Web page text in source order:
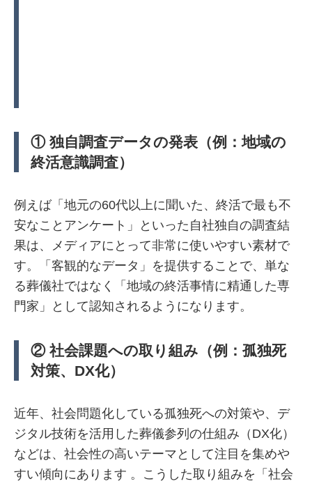
① 独自調査データの発表（例：地域の
終活意識調査）
例えば「地元の60代以上に聞いた、終活で最も不
安なことアンケート」といった自社独自の調査結
果は、メディアにとって非常に使いやすい素材で
す。「客観的なデータ」を提供することで、単な
る葬儀社ではなく「地域の終活事情に精通した専
門家」として認知されるようになります。
② 社会課題への取り組み（例：孤独死
対策、DX化）
近年、社会問題化している孤独死への対策や、デ
ジタル技術を活用した葬儀参列の仕組み（DX化）
などは、社会性の高いテーマとして注目を集めや
すい傾向にあります 。こうした取り組みを「社会